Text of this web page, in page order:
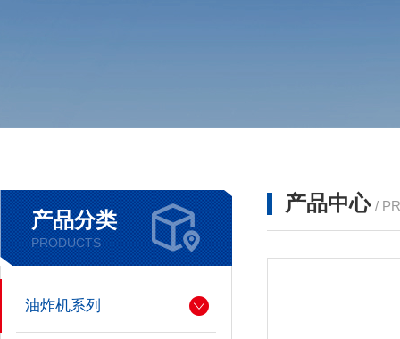
产品分类
PRODUCTS
油炸机系列
产品中心 /